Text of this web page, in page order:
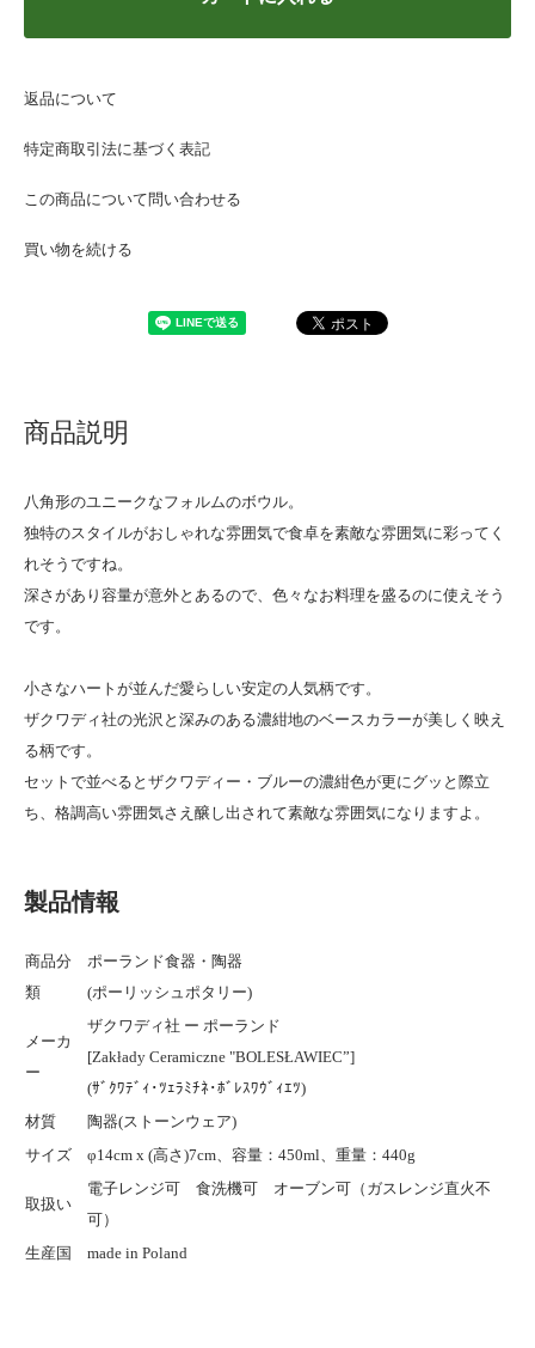
返品について
特定商取引法に基づく表記
この商品について問い合わせる
買い物を続ける
商品説明
八角形のユニークなフォルムのボウル。
独特のスタイルがおしゃれな雰囲気で食卓を素敵な雰囲気に彩ってく
れそうですね。
深さがあり容量が意外とあるので、色々なお料理を盛るのに使えそう
です。
小さなハートが並んだ愛らしい安定の人気柄です。
ザクワディ社の光沢と深みのある濃紺地のベースカラーが美しく映え
る柄です。
セットで並べるとザクワディー・ブルーの濃紺色が更にグッと際立
ち、格調高い雰囲気さえ醸し出されて素敵な雰囲気になりますよ。
製品情報
商品分
類
ポーランド食器・陶器
(ポーリッシュポタリー)
メーカ
ー
ザクワディ社 ー ポーランド
[Zakłady Ceramiczne "BOLESŁAWIEC”]
(ｻﾞｸﾜﾃﾞｨ･ﾂｪﾗﾐﾁﾈ･ﾎﾞﾚｽﾜｳﾞｨｴﾂ)
材質
陶器(ストーンウェア)
サイズ
φ14cm x (高さ)7cm、容量：450ml、重量：440g
取扱い
電子レンジ可 食洗機可 オーブン可（ガスレンジ直火不
可）
生産国
made in Poland